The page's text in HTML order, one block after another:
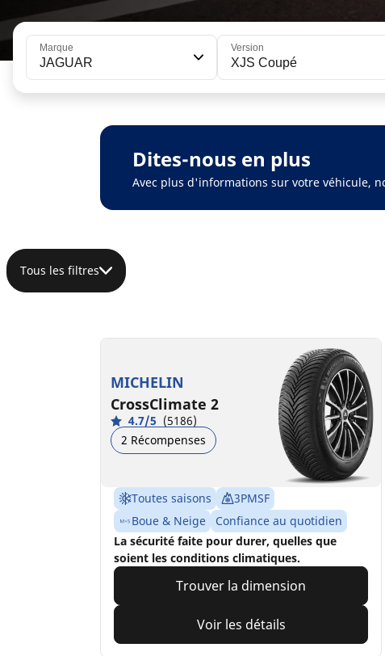
Marque
JAGUAR
Version
XJS Coupé
Dites-nous en plus
Avec plus d'informations sur votre véhicule,
Tous les filtres
MICHELIN
CrossClimate 2
4.7/5 (5186)
2 Récompenses
Toutes saisons
3PMSF
Boue & Neige
Confiance au quotidien
La sécurité faite pour durer, quelles que
soient les conditions climatiques.
Trouver la dimension
Voir les détails